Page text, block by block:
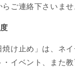
らご連絡下さいませ
焼け止め」は、ネ
イベント、また